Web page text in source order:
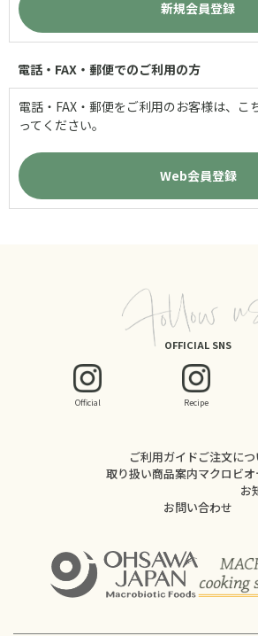
電話・FAX・郵便でのご利用の方
電話・FAX・郵便をご利用のお客様は、こ
ってください。
OFFICIAL SNS
Official Recipe
ご利用ガイドご注文に
取り扱い商品案内マクロビ
お
お問い合わせ